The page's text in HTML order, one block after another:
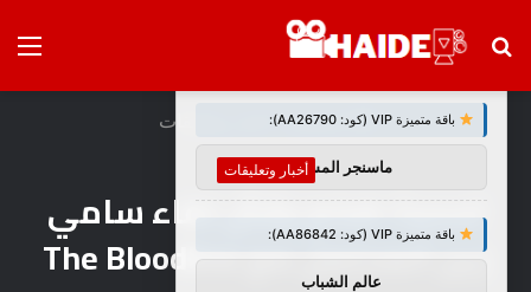
بحث
الرئيسية/أخبار وتعليقات
أخبار وتعليقات
تحديث ضخم بشأن لقاء سامي
زين المحتمل مع The Bloodline
توصيات :
باقة متميزة VIP (كود: AA26790):
ماسنجر المسلم
باقة متميزة VIP (كود: AA86842):
عالم الشباب